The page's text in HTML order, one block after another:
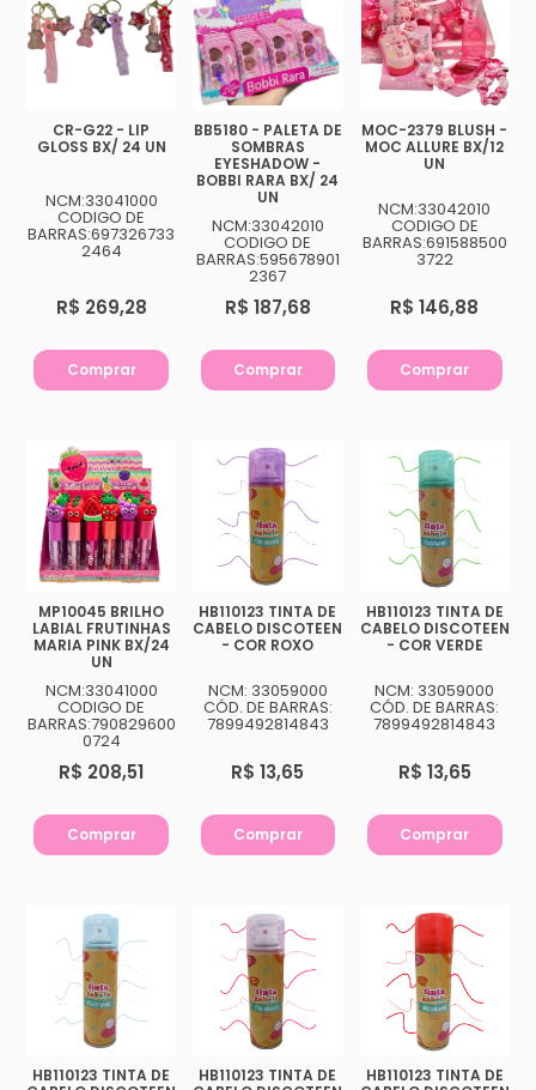
makbelachb@gmail.com
REDES SOCIAIS
CR-G22 - LIP
GLOSS BX/ 24 UN
NCM:33041000
CODIGO DE
BARRAS:697326733
2464
R$ 269,28
Comprar
BB5180 - PALETA DE
SOMBRAS
EYESHADOW -
BOBBI RARA BX/ 24
UN
NCM:33042010
CODIGO DE
BARRAS:595678901
2367
R$ 187,68
Comprar
MOC-2379 BLUSH -
MOC ALLURE BX/12
UN
NCM:33042010
CODIGO DE
BARRAS:691588500
3722
R$ 146,88
Comprar
MP10045 BRILHO
LABIAL FRUTINHAS
MARIA PINK BX/24
UN
NCM:33041000
CODIGO DE
BARRAS:790829600
0724
R$ 208,51
Comprar
HB110123 TINTA DE
CABELO DISCOTEEN
- COR ROXO
NCM: 33059000
CÓD. DE BARRAS:
7899492814843
R$ 13,65
Comprar
HB110123 TINTA DE
CABELO DISCOTEEN
- COR VERDE
NCM: 33059000
CÓD. DE BARRAS:
7899492814843
R$ 13,65
Comprar
HB110123 TINTA DE
HB110123 TINTA DE
HB110123 TINTA DE